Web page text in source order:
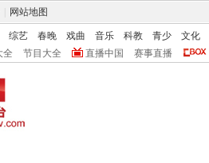
网站地图
综艺 春晚 戏曲 音乐 科教 青少 文化
全 节目大全 直播中国 赛事直播